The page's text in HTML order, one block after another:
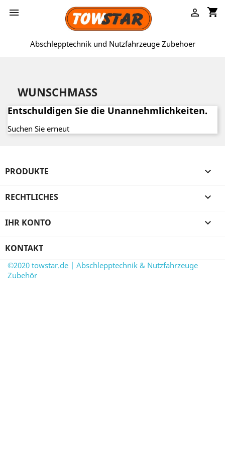
 shopping_cart

Abschlepptechnik und Nutzfahrzeuge Zubehoer
WUNSCHMASS
Entschuldigen Sie die Unannehmlichkeiten.
Suchen Sie erneut
PRODUKTE 
RECHTLICHES 
IHR KONTO 
KONTAKT
©2020 towstar.de | Abschlepptechnik & Nutzfahrzeuge
Zubehör